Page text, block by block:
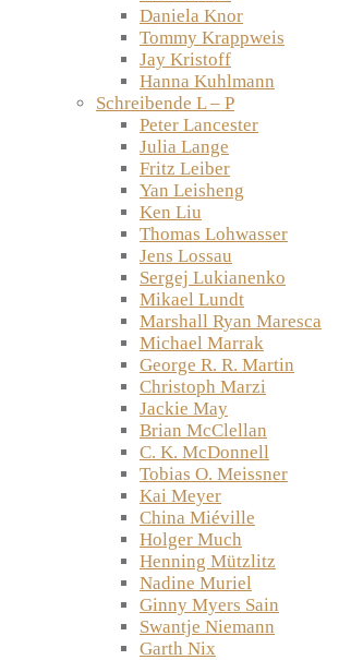
Daniela Knor
Tommy Krappweis
Jay Kristoff
Hanna Kuhlmann
Schreibende L – P
Peter Lancester
Julia Lange
Fritz Leiber
Yan Leisheng
Ken Liu
Thomas Lohwasser
Jens Lossau
Sergej Lukianenko
Mikael Lundt
Marshall Ryan Maresca
Michael Marrak
George R. R. Martin
Christoph Marzi
Jackie May
Brian McClellan
C. K. McDonnell
Tobias O. Meissner
Kai Meyer
China Miéville
Holger Much
Henning Mützlitz
Nadine Muriel
Ginny Myers Sain
Swantje Niemann
Garth Nix